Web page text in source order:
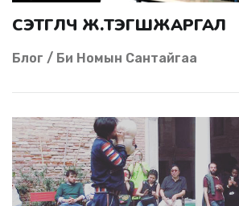
СЭТГҮҮЛЧ Ж.ТЭГШЖАРГАЛ
Блог / Би Номын Сантайгаа